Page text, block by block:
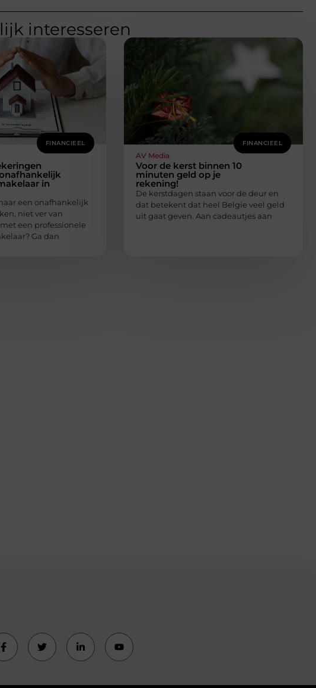
interesseren
FINANCIEEL
in
een onafhankelijk
niet ver van
een professionele
Ga dan
FINANCIEEL
AV Media
Voor de kerst binnen 10
minuten geld op je
rekening!
De kerstdagen staan voor de deur en
dat betekent dat heel Belgie veel geld
uit gaat geven. Aan cadeautjes aan